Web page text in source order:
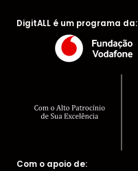
DigitALL é um programa da:
Com o apoio de: